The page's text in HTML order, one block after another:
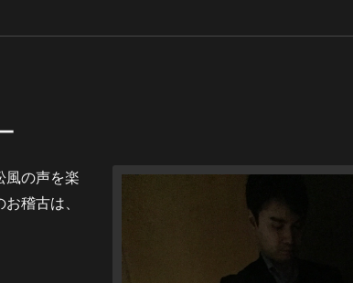
風の声を楽
稽古は、